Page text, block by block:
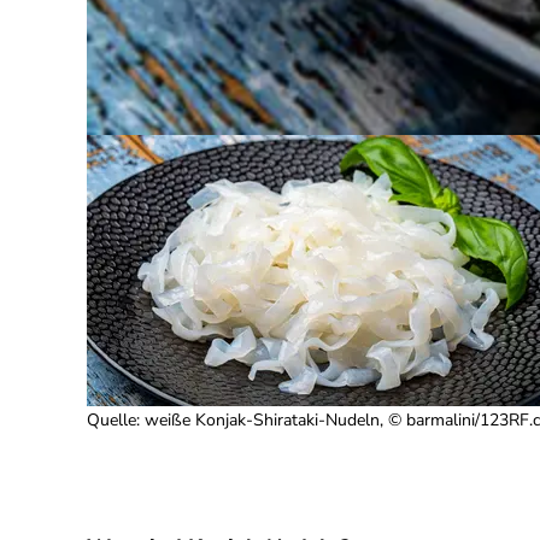
Quelle: weiße Konjak-Shirataki-Nudeln, © barmalini/